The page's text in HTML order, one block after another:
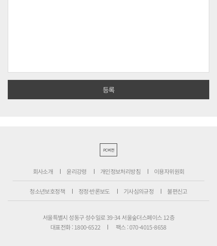
PC버전
회사소개 윤리강령 개인정보처리방침 이용자위원회
청소년보호정책 정정·반론보도 기사심의규정 불편신고
서울특별시 성동구 성수일로 39-34 서울숲더스페이스 12층
대표전화 : 1800-6522
팩스 : 070-4015-8658